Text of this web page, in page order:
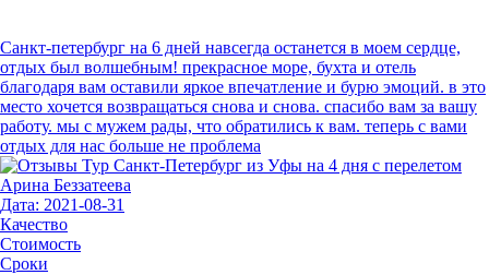
Санкт-петербург на 6 дней навсегда останется в моем сердце,
отдых был волшебным! прекрасное море, бухта и отель
благодаря вам оставили яркое впечатление и бурю эмоций. в это
место хочется возвращаться снова и снова. спасибо вам за вашу
работу. мы с мужем рады, что обратились к вам. теперь с вами
отдых для нас больше не проблема
Арина Беззатеева
Дата: 2021-08-31
Качество
Стоимость
Сроки